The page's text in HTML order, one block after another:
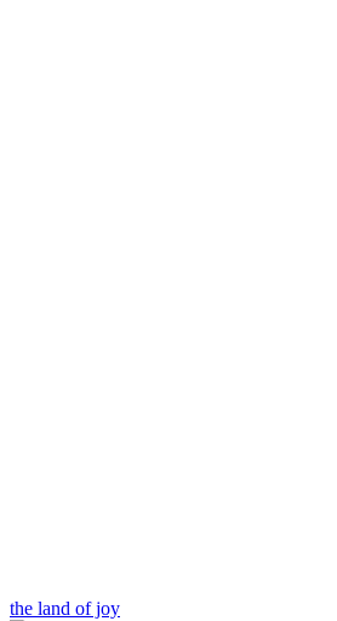
the land of joy